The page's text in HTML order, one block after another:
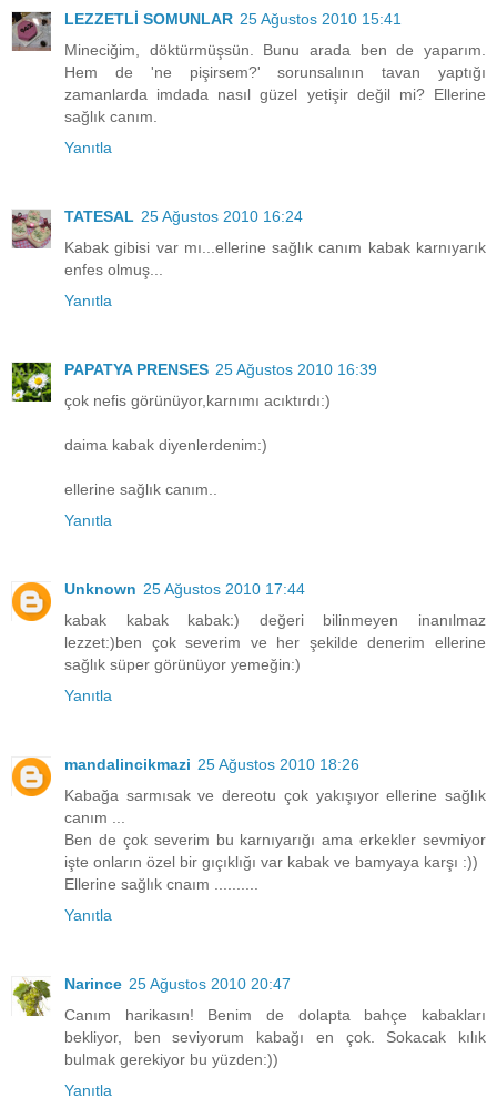
LEZZETLİ SOMUNLAR 25 Ağustos 2010 15:41
Mineciğim, döktürmüşsün. Bunu arada ben de yaparım.
Hem de 'ne pişirsem?' sorunsalının tavan yaptığı
zamanlarda imdada nasıl güzel yetişir değil mi? Ellerine
sağlık canım.
Yanıtla
TATESAL 25 Ağustos 2010 16:24
Kabak gibisi var mı...ellerine sağlık canım kabak karnıyarık
enfes olmuş...
Yanıtla
PAPATYA PRENSES 25 Ağustos 2010 16:39
çok nefis görünüyor,karnımı acıktırdı:)
daima kabak diyenlerdenim:)
ellerine sağlık canım..
Yanıtla
Unknown 25 Ağustos 2010 17:44
kabak kabak kabak:) değeri bilinmeyen inanılmaz
lezzet:)ben çok severim ve her şekilde denerim ellerine
sağlık süper görünüyor yemeğin:)
Yanıtla
mandalincikmazi 25 Ağustos 2010 18:26
Kabağa sarmısak ve dereotu çok yakışıyor ellerine sağlık
canım ...
Ben de çok severim bu karnıyarığı ama erkekler sevmiyor
işte onların özel bir gıçıklığı var kabak ve bamyaya karşı :))
Ellerine sağlık cnaım ..........
Yanıtla
Narince 25 Ağustos 2010 20:47
Canım harikasın! Benim de dolapta bahçe kabakları
bekliyor, ben seviyorum kabağı en çok. Sokacak kılık
bulmak gerekiyor bu yüzden:))
Yanıtla